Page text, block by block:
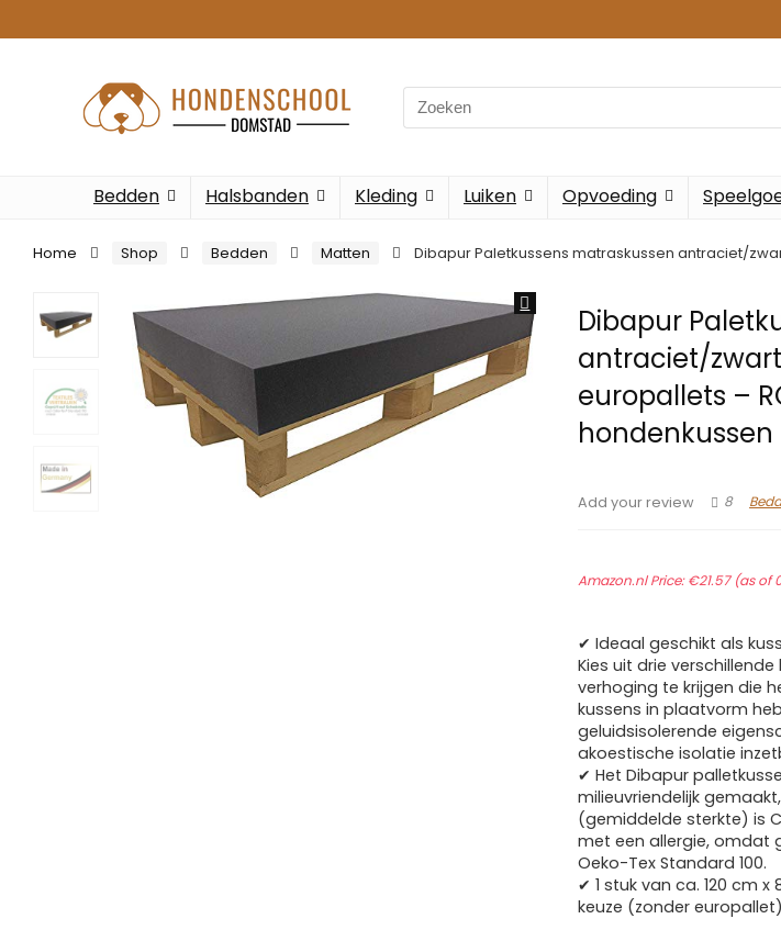
Search
for:
Bedden Halsbanden Kleding Luiken Opvoeding
Home Shop Bedden Matten Dibapur Paletkussens matraskussen antraciet/
Dibapur
antraciet/
europallets –
hondenkussen
Add your review 8
Amazon.nl Price:€21.57(as of
✔ Ideaal geschikt als
Kies uit drie
verhoging te krijgen die
kussens in plaatvorm
geluidsisolerende
akoestische isolatie
✔ Het Dibapur
milieuvriendelijk
(gemiddelde sterkte) is
met een allergie, omdat
Oeko-Tex Standard 100.
✔ 1 stuk van ca. 120 cm
keuze (zonder